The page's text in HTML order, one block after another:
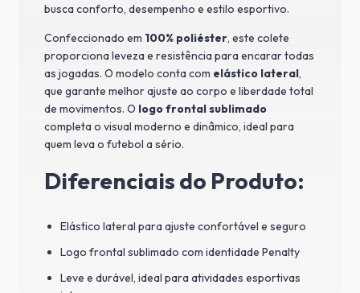
busca conforto, desempenho e estilo esportivo.
Confeccionado em 100% poliéster, este colete
proporciona leveza e resistência para encarar todas
as jogadas. O modelo conta com elástico lateral,
que garante melhor ajuste ao corpo e liberdade total
de movimentos. O logo frontal sublimado
completa o visual moderno e dinâmico, ideal para
quem leva o futebol a sério.
Diferenciais do Produto:
Elástico lateral para ajuste confortável e seguro
Logo frontal sublimado com identidade Penalty
Leve e durável, ideal para atividades esportivas